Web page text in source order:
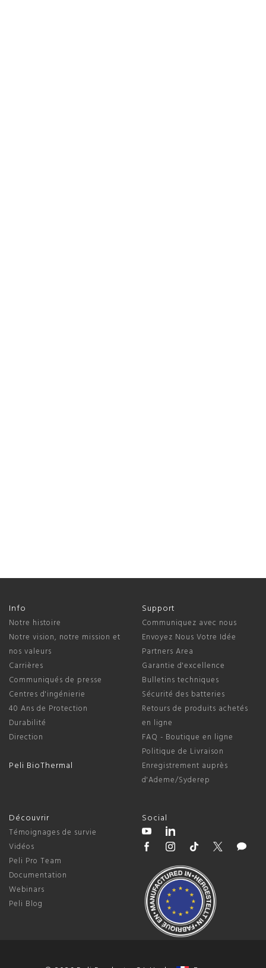
Info
Notre histoire
Notre vision, notre mission et
nos valeurs
Carrières
Communiqués de presse
Centres d'ingénierie
40 Ans de Protection
Durabilité
Direction
Peli BioThermal
Support
Communiquez avec nous
Envoyez Nous Votre Idée
Partners Area
Garantie d'excellence
Bulletins techniques
Sécurité des batteries
Retours de produits achetés
en ligne
FAQ - Boutique en ligne
Politique de Livraison
Enregistrement auprès
d'Ademe/Syderep
Découvrir
Témoignages de survie
Vidéos
Peli Pro Team
Documentation
Webinars
Peli Blog
Social